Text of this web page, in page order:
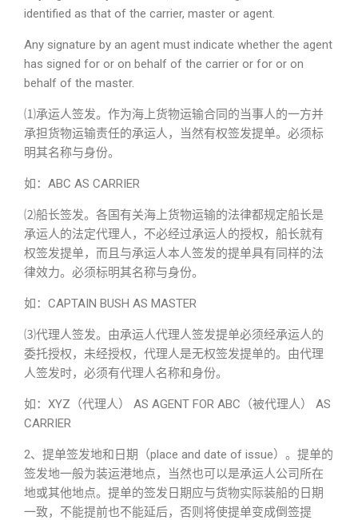
identified as that of the carrier, master or agent.
Any signature by an agent must indicate whether the agent
has signed for or on behalf of the carrier or for or on
behalf of the master.
⑴承运人签发。作为海上货物运输合同的当事人的一方并
承担货物运输责任的承运人，当然有权签发提单。必须标
明其名称与身份。
如：ABC AS CARRIER
⑵船长签发。各国有关海上货物运输的法律都规定船长是
承运人的法定代理人，不必经过承运人的授权，船长就有
权签发提单，而且与承运人本人签发的提单具有同样的法
律效力。必须标明其名称与身份。
如：CAPTAIN BUSH AS MASTER
⑶代理人签发。由承运人代理人签发提单必须经承运人的
委托授权，未经授权，代理人是无权签发提单的。由代理
人签发时，必须有代理人名称和身份。
如：XYZ（代理人） AS AGENT FOR ABC（被代理人） AS
CARRIER
2、提单签发地和日期（place and date of issue）。 提单的
签发地一般为装运港地点，当然也可以是承运人公司所在
地或其他地点。提单的签发日期应与货物实际装船的日期
一致，不能提前也不能延后，否则将使提单变成倒签提